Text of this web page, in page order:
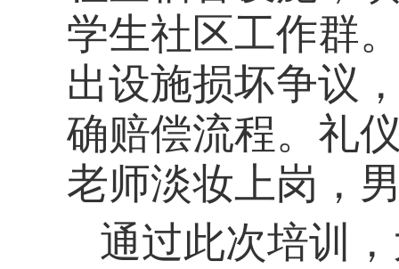
学生社区工作群
出设施损坏争议
确赔偿流程。 礼
老师淡妆上岗，
通过此次培训 ，